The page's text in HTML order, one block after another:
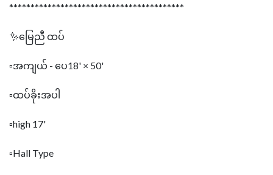
*****************************************
✨မြေညီ ထပ်
▫️အကျယ် - ပေ18' × 50'
▫️ထပ်ခိုးအပါ
▫️high 17'
▫️Hall Type